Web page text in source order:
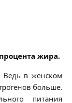
жира.
Ведь в женском
больше.
питания